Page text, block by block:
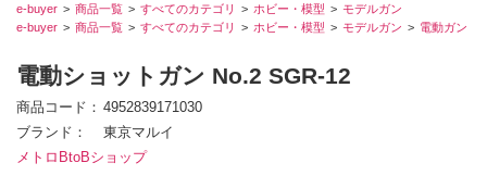
e-buyer
商品一覧 すべてのカテゴリ ホビー・模型
モデルガン
e-buyer
商品一覧 すべてのカテゴリ ホビー・模型 モデルガン 電動ガン
電動ショットガン No.2 SGR-12
商品コード
4952839171030
ブランド
東京マルイ
メトロBtoBショップ